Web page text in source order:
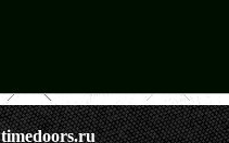
timedoors.ru